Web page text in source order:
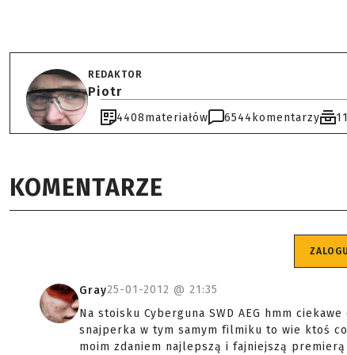
REDAKTOR
Piotr
4408materiałów 6544 komentarzy 11
KOMENTARZE
Gray25-01-2012 @ 21:35
Na stoisku Cyberguna SWD AEG hmm
snajperka w tym samym filmiku to wie ktoś
moim zdaniem najlepszą i fajniejszą premierą